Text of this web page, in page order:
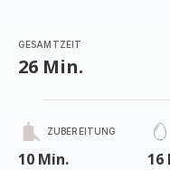
GESAMTZEIT
26 Min.
ZUBEREITUNG
10 Min. 16